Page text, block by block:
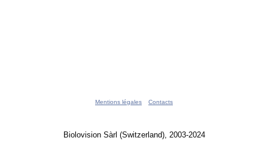
Mentions légales Contacts
Biolovision Sàrl (Switzerland), 2003-2024